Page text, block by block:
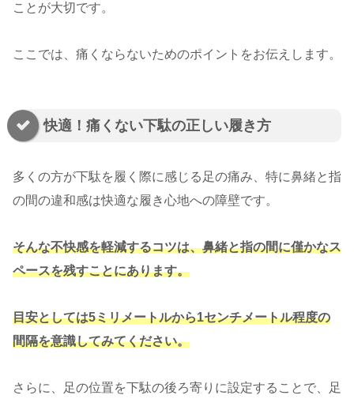
ことが大切です。
ここでは、痛くならないためのポイントをお伝えします。
快適！痛くない下駄の正しい履き方
多くの方が下駄を履く際に感じる足の痛み、特に鼻緒と指
の間の違和感は快適な履き心地への障壁です。
そんな不快感を軽減するコツは、鼻緒と指の間に僅かなス
ペースを残すことにあります。
目安としては5ミリメートルから1センチメートル程度の
間隔を意識してみてください。
さらに、足の位置を下駄の後ろ寄りに設定することで、足